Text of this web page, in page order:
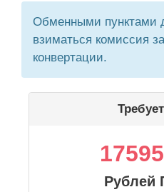
Обменными пунктами
взиматься комиссия
конвертации.
Рублей